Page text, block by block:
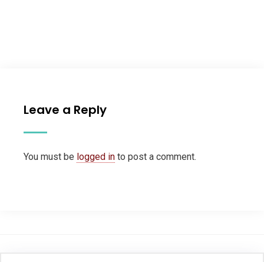
Leave a Reply
You must be logged in to post a comment.